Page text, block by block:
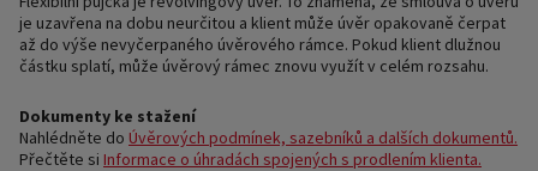
je uzavřena na dobu neurčitou a klient může úvěr opakovaně čerpat
až do výše nevyčerpaného úvěrového rámce. Pokud klient dlužnou
částku splatí, může úvěrový rámec znovu využít v celém rozsahu.
Dokumenty ke stažení
Nahlédněte do Úvěrových podmínek, sazebníků a dalších dokumentů.
Přečtěte si Informace o úhradách spojených s prodlením klienta.